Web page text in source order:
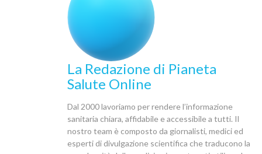
La Redazione di Pianeta
Salute Online
Dal 2000 lavoriamo per rendere l’informazione
sanitaria chiara, affidabile e accessibile a tutti. Il
nostro team è composto da giornalisti, medici ed
esperti di divulgazione scientifica che traducono la